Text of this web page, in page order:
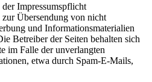
Impressumspflicht
Übersendung von nicht
und Informationsmaterialien
Betreiber der Seiten behalten sich
im Falle der unverlangten
etwa durch Spam-E-Mails,